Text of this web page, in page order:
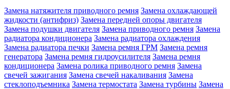
Замена натяжителя приводного ремня Замена охлаждающей
жидкости (антифриз) Замена передней опоры двигателя
Замена подушки двигателя Замена приводного ремня Замена
радиатора кондиционера Замена радиатора охлаждения
Замена радиатора печки Замена ремня ГРМ Замена ремня
генератора Замена ремня гидроусилителя Замена ремня
кондиционера Замена ролика приводного ремня Замена
свечей зажигания Замена свечей накаливания Замена
стеклоподъемника Замена термостата Замена турбины Замена